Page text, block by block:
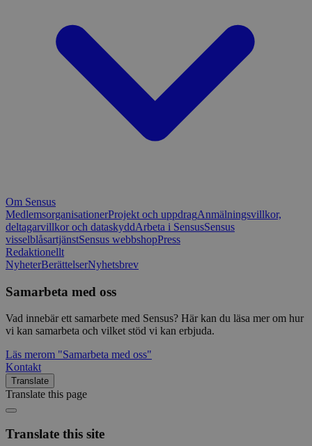
Om Sensus
MedlemsorganisationerProjekt och uppdragAnmälningsvillkor,
deltagarvillkor och dataskyddArbeta i SensusSensus
visselblåsartjänstSensus webbshopPress
Redaktionellt
NyheterBerättelserNyhetsbrev
Samarbeta med oss
Vad innebär ett samarbete med Sensus? Här kan du läsa mer om hur
vi kan samarbeta och vilket stöd vi kan erbjuda.
Läs merom "Samarbeta med oss"
Kontakt
Translate
Translate this page
Translate this site